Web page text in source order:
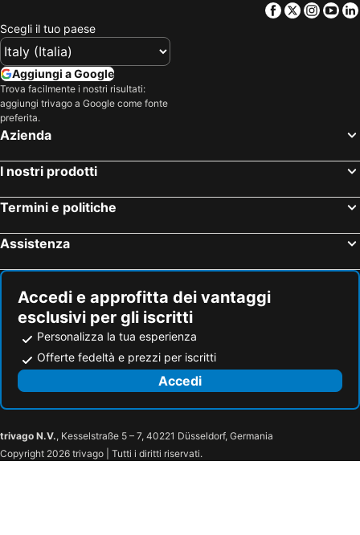
Facebook
Twitter
Scegli il tuo paese
Aggiungi a Google
Trova facilmente i nostri risultati:
aggiungi trivago a Google come fonte
preferita.
Azienda
I nostri prodotti
Termini e politiche
Assistenza
Accedi e approfitta dei vantaggi
esclusivi per gli iscritti
Personalizza la tua esperienza
Offerte fedeltà e prezzi per iscritti
Accedi
trivago N.V., Kesselstraße 5 – 7, 40221 Düsseldorf, Germania
Copyright 2026 trivago | Tutti i diritti riservati.